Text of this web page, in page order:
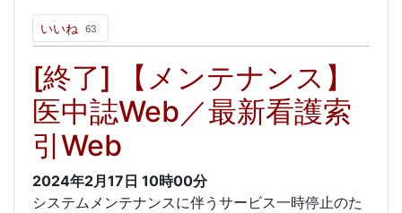
いいね 63
[終了] 【メンテナンス】
医中誌Web／最新看護索
引Web
2024年2月17日 10時00分
システムメンテナンスに伴うサービス一時停止のた